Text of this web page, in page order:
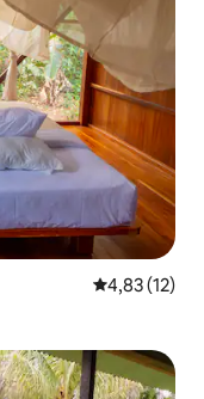
4,83 de uma
4,83 (12)